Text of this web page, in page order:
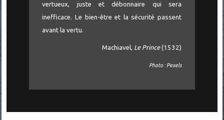
vertueux, juste et débonnaire qui sera
inefficace. Le bien-être et la sécurité passent
avant la vertu.
Machiavel, Le Prince(1532)
Photo : Pexels